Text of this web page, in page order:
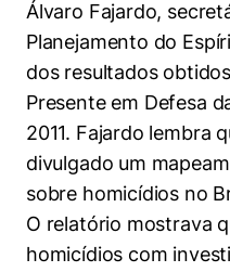
Álvaro Fajardo,
Planejamento do
dos resultados
Presente em Defesa
2011. Fajardo lembra
divulgado um
sobre homicídios no
O relatório mostrava
homicídios com